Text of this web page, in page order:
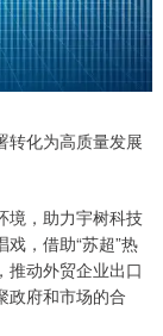
转化为高质量发展
境，助力宇树科技
，借助“苏超”热
推动外贸企业出口
府和市场的合